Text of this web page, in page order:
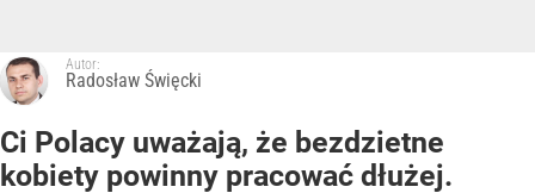
Autor:
Radosław Święcki
Ci Polacy uważają, że bezdzietne
kobiety powinny pracować dłużej.